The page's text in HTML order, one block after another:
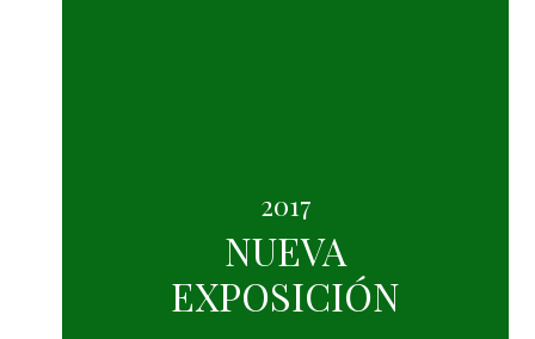
2017
NUEVA
EXPOSICIÓN